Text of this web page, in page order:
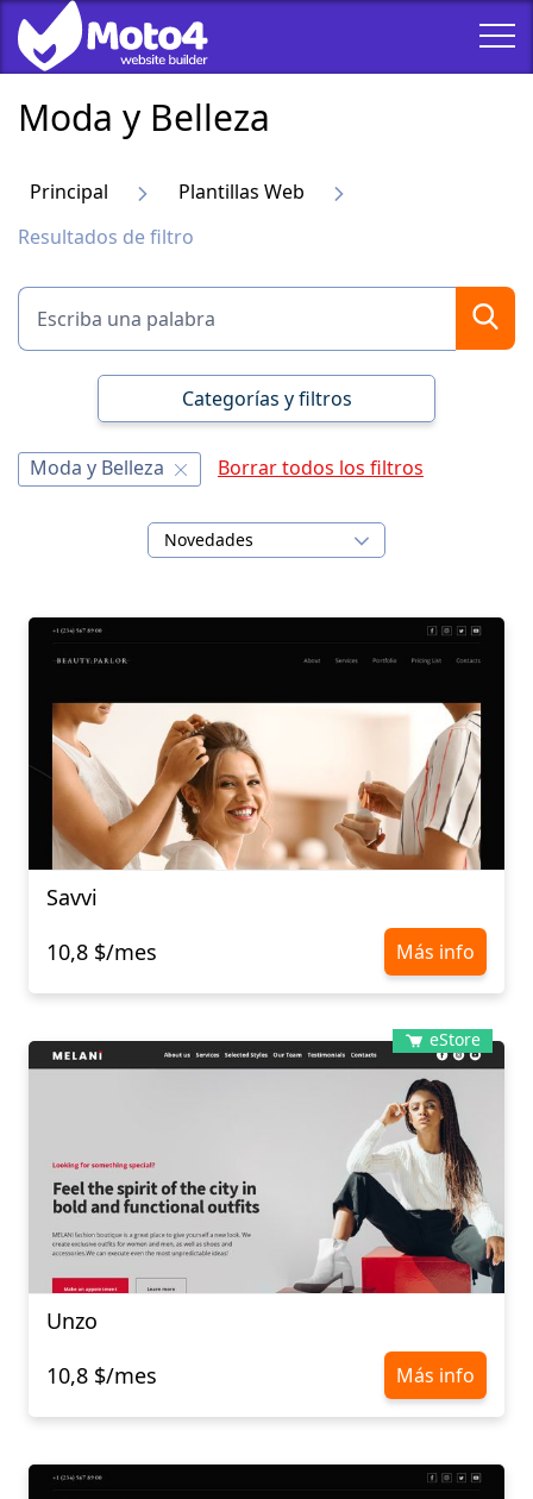
Moda y Belleza
Principal
Plantillas Web
Resultados de filtro
Categorías y filtros
Moda y Belleza Borrar todos los filtros
Novedades
Savvi
10,8 $/mes
Más info
eStore
Unzo
10,8 $/mes
Más info